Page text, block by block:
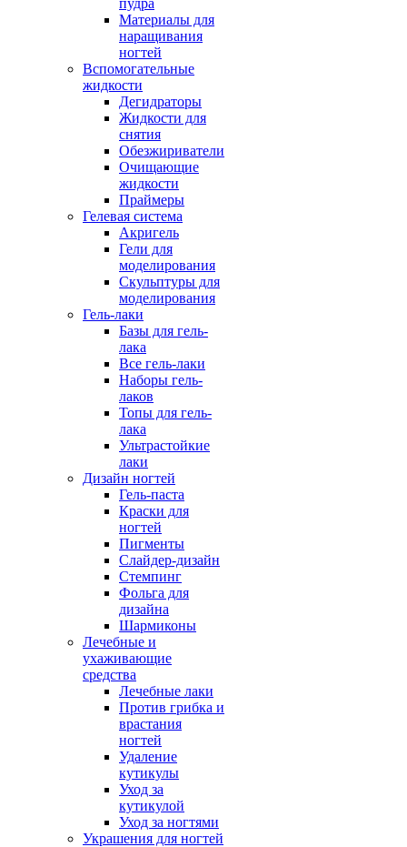
пудра
Материалы для
наращивания
ногтей
Вспомогательные
жидкости
Дегидраторы
Жидкости для
снятия
Обезжириватели
Очищающие
жидкости
Праймеры
Гелевая система
Акригель
Гели для
моделирования
Скульптуры для
моделирования
Гель-лаки
Базы для гель-
лака
Все гель-лаки
Наборы гель-
лаков
Топы для гель-
лака
Ультрастойкие
лаки
Дизайн ногтей
Гель-паста
Краски для
ногтей
Пигменты
Слайдер-дизайн
Стемпинг
Фольга для
дизайна
Шармиконы
Лечебные и
ухаживающие
средства
Лечебные лаки
Против грибка и
врастания
ногтей
Удаление
кутикулы
Уход за
кутикулой
Уход за ногтями
Украшения для ногтей